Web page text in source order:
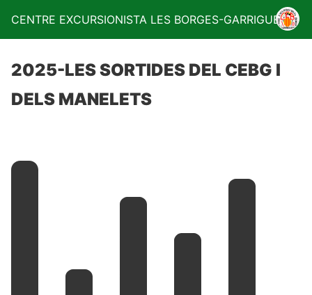
CENTRE EXCURSIONISTA LES BORGES-GARRIGUES
2025-LES SORTIDES DEL CEBG I
DELS MANELETS